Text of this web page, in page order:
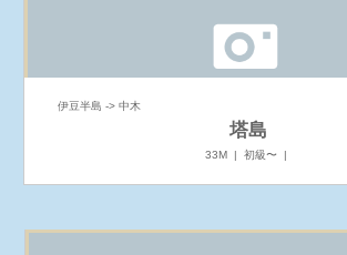
伊豆半島 -> 中木
塔島
33M | 初級〜 |